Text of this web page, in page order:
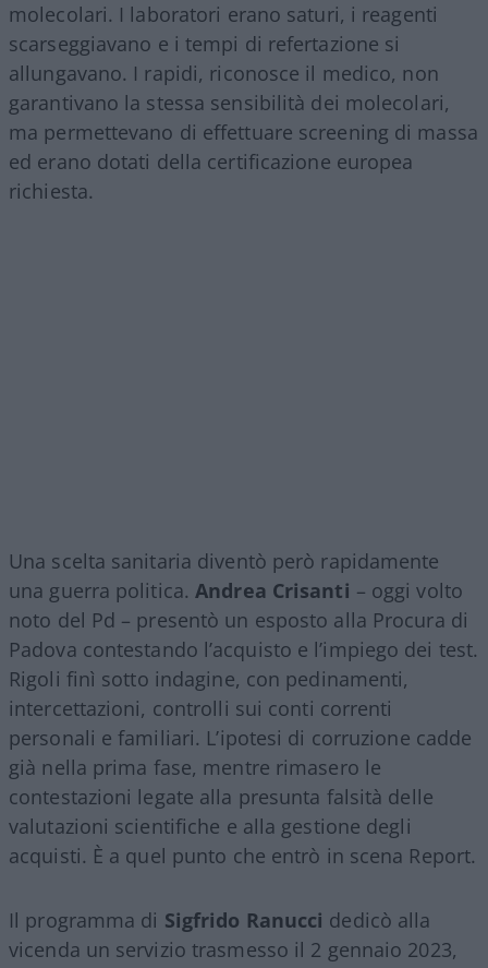
molecolari. I laboratori erano saturi, i reagenti
scarseggiavano e i tempi di refertazione si
allungavano. I rapidi, riconosce il medico, non
garantivano la stessa sensibilità dei molecolari,
ma permettevano di effettuare screening di massa
ed erano dotati della certificazione europea
richiesta.
Una scelta sanitaria diventò però rapidamente
una guerra politica.Andrea Crisanti – oggi volto
noto del Pd – presentò un esposto alla Procura di
Padova contestando l’acquisto e l’impiego dei test.
Rigoli finì sotto indagine, con pedinamenti,
intercettazioni, controlli sui conti correnti
personali e familiari. L’ipotesi di corruzione cadde
già nella prima fase, mentre rimasero le
contestazioni legate alla presunta falsità delle
valutazioni scientifiche e alla gestione degli
acquisti. È a quel punto che entrò in scena Report.
Il programma di Sigfrido Ranucci dedicò alla
vicenda un servizio trasmesso il 2 gennaio 2023,